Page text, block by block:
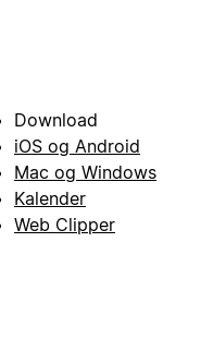
Download
iOS og Android
Mac og Windows
Kalender
Web Clipper